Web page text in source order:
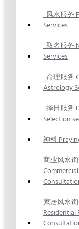
风水服务
Services
取名服务
Services
命理服务
Astrology
择日服务
Selection
神料
商业风水
家居风水
Residential